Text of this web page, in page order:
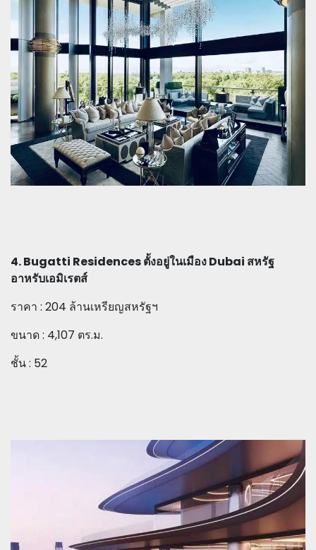
4. Bugatti Residences ตั้งอยู่ในเมือง Dubai สหรัฐ
อาหรับเอมิเรตส์
ราคา : 204 ล้านเหรียญสหรัฐฯ
ขนาด : 4,107 ตร.ม.
ชั้น : 52